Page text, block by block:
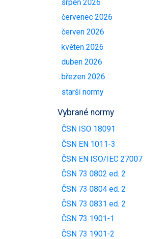
srpen 2026
červenec 2026
červen 2026
květen 2026
duben 2026
březen 2026
starší normy
Vybrané normy
ČSN ISO 18091
ČSN EN 1011-3
ČSN EN ISO/IEC 27007
ČSN 73 0802 ed. 2
ČSN 73 0804 ed. 2
ČSN 73 0831 ed. 2
ČSN 73 1901-1
ČSN 73 1901-2